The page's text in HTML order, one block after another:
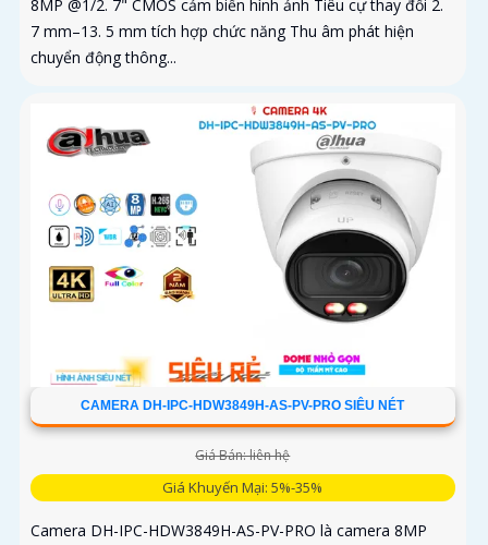
8MP @1/2. 7" CMOS cảm biến hình ảnh Tiêu cự thay đổi 2.
7 mm–13. 5 mm tích hợp chức năng Thu âm phát hiện
chuyển động thông...
CAMERA DH-IPC-HDW3849H-AS-PV-PRO SIÊU NÉT
Giá Bán: liên hệ
Giá Khuyến Mại: 5%-35%
Camera DH-IPC-HDW3849H-AS-PV-PRO là camera 8MP